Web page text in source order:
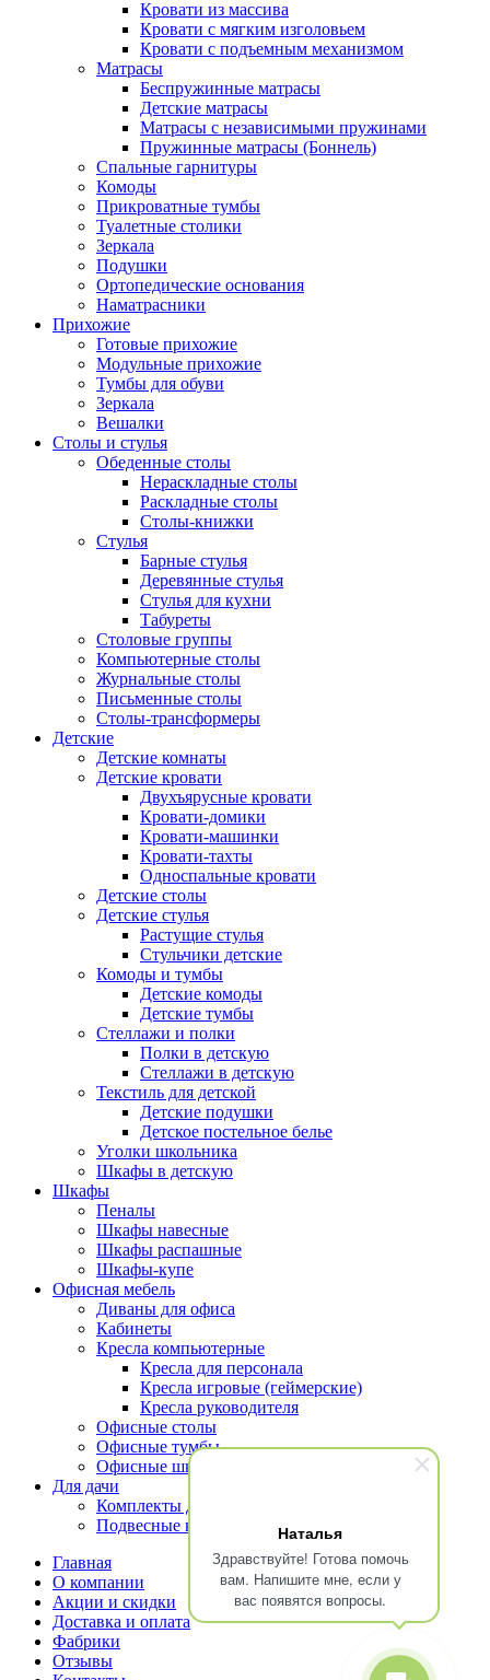
Наталья
Здравствуйте! Готова помочь
вам. Напишите мне, если у
вас появятся вопросы.
Кровати из массива
Кровати с мягким изголовьем
Кровати с подъемным механизмом
Матрасы
Беспружинные матрасы
Детские матрасы
Матрасы с независимыми пружинами
Пружинные матрасы (Боннель)
Спальные гарнитуры
Комоды
Прикроватные тумбы
Туалетные столики
Зеркала
Подушки
Ортопедические основания
Наматрасники
Прихожие
Готовые прихожие
Модульные прихожие
Тумбы для обуви
Зеркала
Вешалки
Столы и стулья
Обеденные столы
Нераскладные столы
Раскладные столы
Столы-книжки
Стулья
Барные стулья
Деревянные стулья
Стулья для кухни
Табуреты
Столовые группы
Компьютерные столы
Журнальные столы
Письменные столы
Столы-трансформеры
Детские
Детские комнаты
Детские кровати
Двухъярусные кровати
Кровати-домики
Кровати-машинки
Кровати-тахты
Односпальные кровати
Детские столы
Детские стулья
Растущие стулья
Стульчики детские
Комоды и тумбы
Детские комоды
Детские тумбы
Стеллажи и полки
Полки в детскую
Стеллажи в детскую
Текстиль для детской
Детские подушки
Детское постельное белье
Уголки школьника
Шкафы в детскую
Шкафы
Пеналы
Шкафы навесные
Шкафы распашные
Шкафы-купе
Офисная мебель
Диваны для офиса
Кабинеты
Кресла компьютерные
Кресла для персонала
Кресла игровые (геймерские)
Кресла руководителя
Офисные столы
Офисные тумбы
Офисные шкафы и стеллажи
Для дачи
Комплекты для террасы
Подвесные кресла
Главная
О компании
Акции и скидки
Доставка и оплата
Фабрики
Отзывы